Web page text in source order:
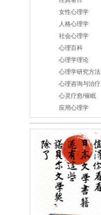
女性心理学
人格心理学
社会心理学
心理百科
心理学理论
心理学研究方法
心理咨询与治疗
心灵疗愈/催眠
应用心理学